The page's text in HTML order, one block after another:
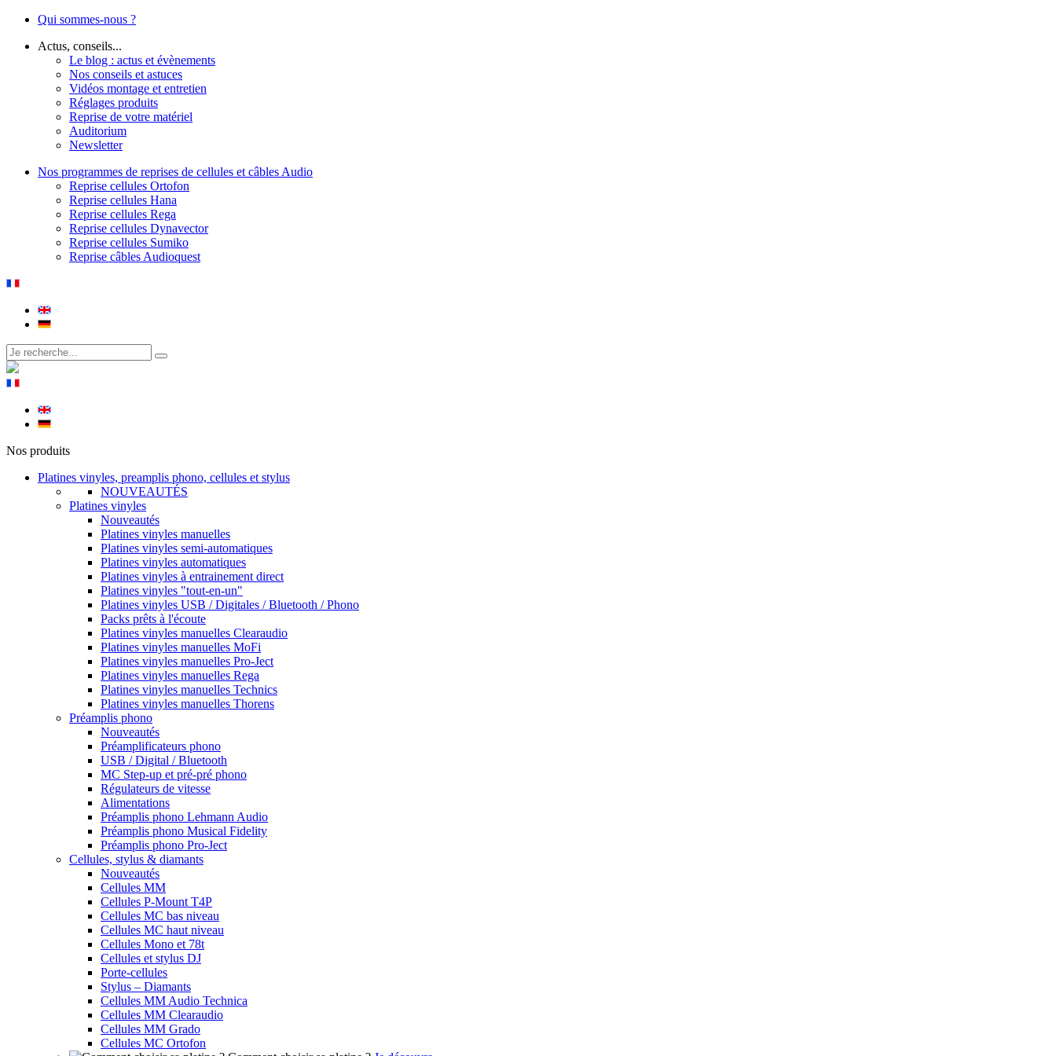
Qui sommes-nous ?
Actus, conseils...
Le blog : actus et évènements
Nos conseils et astuces
Vidéos montage et entretien
Réglages produits
Reprise de votre matériel
Auditorium
Newsletter
Nos programmes de reprises de cellules et câbles Audio
Reprise cellules Ortofon
Reprise cellules Hana
Reprise cellules Rega
Reprise cellules Dynavector
Reprise cellules Sumiko
Reprise câbles Audioquest
Nos produits
Platines vinyles, preamplis phono, cellules et stylus
NOUVEAUTÉS
Platines vinyles
Nouveautés
Platines vinyles manuelles
Platines vinyles semi-automatiques
Platines vinyles automatiques
Platines vinyles à entrainement direct
Platines vinyles "tout-en-un"
Platines vinyles USB / Digitales / Bluetooth / Phono
Packs prêts à l'écoute
Platines vinyles manuelles Clearaudio
Platines vinyles manuelles MoFi
Platines vinyles manuelles Pro-Ject
Platines vinyles manuelles Rega
Platines vinyles manuelles Technics
Platines vinyles manuelles Thorens
Préamplis phono
Nouveautés
Préamplificateurs phono
USB / Digital / Bluetooth
MC Step-up et pré-pré phono
Régulateurs de vitesse
Alimentations
Préamplis phono Lehmann Audio
Préamplis phono Musical Fidelity
Préamplis phono Pro-Ject
Cellules, stylus & diamants
Nouveautés
Cellules MM
Cellules P-Mount T4P
Cellules MC bas niveau
Cellules MC haut niveau
Cellules Mono et 78t
Cellules et stylus DJ
Porte-cellules
Stylus – Diamants
Cellules MM Audio Technica
Cellules MM Clearaudio
Cellules MM Grado
Cellules MC Ortofon